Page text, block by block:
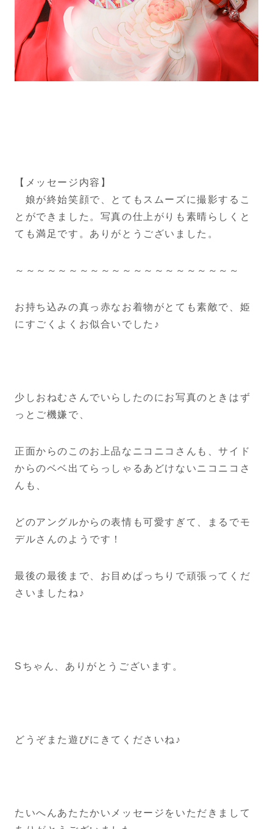
【メッセージ内容】
娘が終始笑顔で、とてもスムーズに撮影するこ
とができました。写真の仕上がりも素晴らしくと
ても満足です。ありがとうございまし た。
～～～～～～～～～～～～～～～～～～～～～
お持ち込みの真っ赤なお着物がとても素敵で、姫
にすごくよくお似合いでした♪
少しおねむさんでいらしたのにお写真のときはず
っとご機嫌で、
正面からのこのお上品なニコニコさんも、サイド
からのベベ出てらっしゃるあどけないニコニコさ
んも、
どのアングルからの表情も可愛すぎて、まるでモ
デルさんのようです！
最後の最後まで、お目めぱっちりで頑張ってくだ
さいましたね♪
Sちゃん、ありがとうございます。
どうぞまた遊びにきてくださいね♪
たいへんあたたかいメッセージをいただきまして